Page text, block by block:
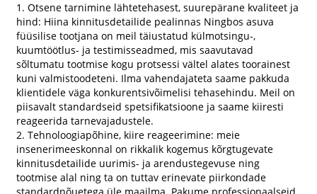
1. Otsene tarnimine lähtetehasest, suurepärane kvaliteet ja
hind: Hiina kinnitusdetailide pealinnas Ningbos asuva
füüsilise tootjana on meil täiustatud külmotsingu-,
kuumtöötlus- ja testimisseadmed, mis saavutavad
sõltumatu tootmise kogu protsessi vältel alates toorainest
kuni valmistoodeteni. Ilma vahendajateta saame pakkuda
klientidele väga konkurentsivõimelisi tehasehindu. Meil on
piisavalt standardseid spetsifikatsioone ja saame kiiresti
reageerida tarnevajadustele.
2. Tehnoloogiapõhine, kiire reageerimine: meie
insenerimeeskonnal on rikkalik kogemus kõrgtugevate
kinnitusdetailide uurimis- ja arendustegevuse ning
tootmise alal ning ta on tuttav erinevate piirkondade